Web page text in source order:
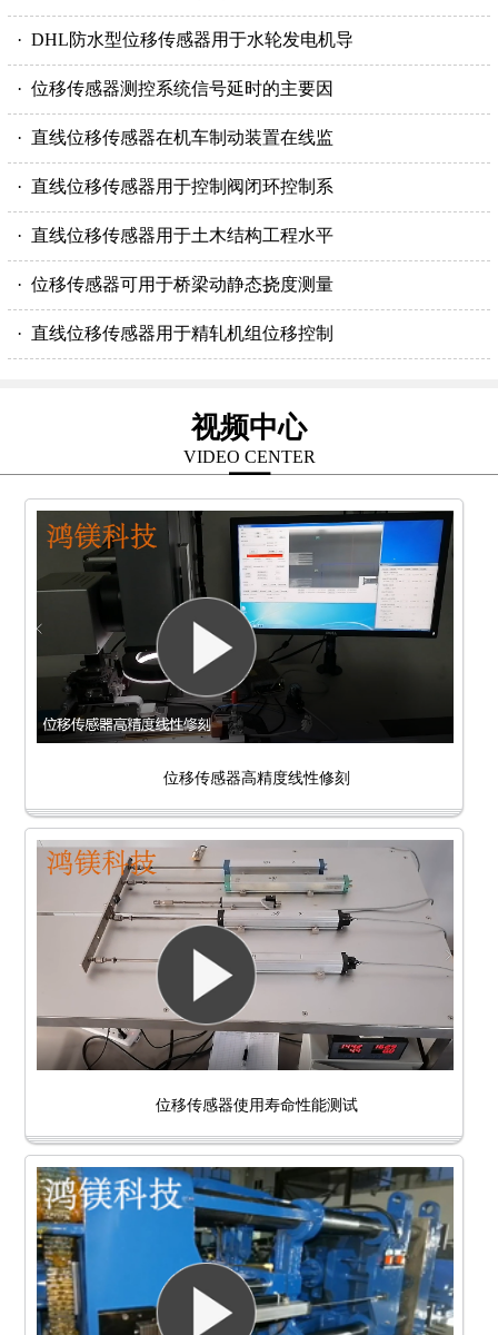
· DHL防水型位移传感器用于水轮发电机导
· 位移传感器测控系统信号延时的主要因
· 直线位移传感器在机车制动装置在线监
· 直线位移传感器用于控制阀闭环控制系
· 直线位移传感器用于土木结构工程水平
· 位移传感器可用于桥梁动静态挠度测量
· 直线位移传感器用于精轧机组位移控制
视频中心
VIDEO CENTER
位移传感器高精度线性修刻
位移传感器使用寿命性能测试